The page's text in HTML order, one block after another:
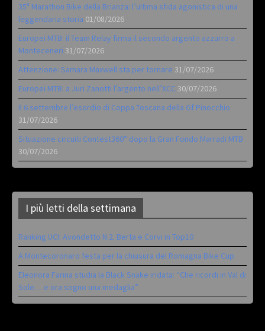
35ª Marathon Bike della Brianza: l’ultima sfida agonistica di una
leggendaria storia 01/08/2026
Europei MTB: il Team Relay firma il secondo argento azzurro a
Monteceneri 31/07/2026
Attenzione: Samara Maxwell sta per tornare 31/07/2026
Europei MTB: a Juri Zanotti l’argento nell’XCC 30/07/2026
Il 6 settembre l’esordio di Coppa Toscana della Gf Pinocchio
31/07/2026
Situazione circuiti Contest360° dopo la Gran Fondo Marradi MTB
30/07/2026
I più letti della settimana
Ranking UCI: Avondetto N.2. Berta e Corvi in Top10
A Montecoronaro festa per la chiusura del Romagna Bike Cup
Eleonora Farina studia la Black Snake iridata: “Che ricordi in Val di
Sole… e ora sogno una medaglia”